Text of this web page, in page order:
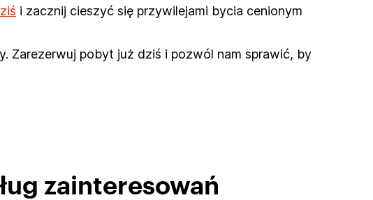
i zacznij cieszyć się przywilejami bycia cenionym
Zarezerwuj pobyt już dziś i pozwól nam sprawić, by
zainteresowań